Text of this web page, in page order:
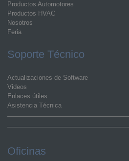
Productos Automotores
Productos HVAC
Nosotros
Feria
Soporte Técnico
Actualizaciones de Software
Videos
Enlaces útiles
Asistencia Técnica
Oficinas